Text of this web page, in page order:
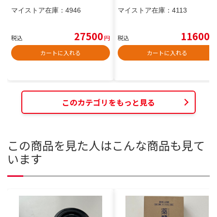
マイストア在庫： 4946
税込 27500円
カートに入れる
マイストア在庫： 4113
税込 11600
カートに入れる
このカテゴリをもっと見る
この商品を見た人はこんな商品も見て
います